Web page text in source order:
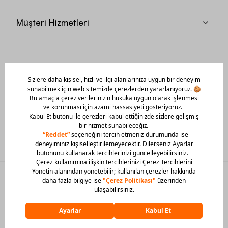
Modellerde hızlı tepki veren yastıklama sistemi vardır.
Flyknit üst kısım ile nefes alabilirlik ve gerekli noktalarda destek
sağlanır.
Orta taban yastıklaması 3 aşamalı destek sağlar.
Nike React Infinity Run ayakkabı modelleri yastıklama teknolojisi
sayesinde her adımda enerji dönüşümü sağlar.
Kauçuk malzemelerle tasarlanan dış taban etkili bir zemin
tutuşunun yanı sıra üstün dayanıklılığa da sahiptir.
Bilek kısmında yastıklama özelliği vardır.
Hava sirkülasyonu sağlaması için nefes aldıran file detayları
bulunur.
Tüm özellikleri ile size tam konfor sağlayan Nike React Infinity
Run ayakkabılar, koşu için en büyük destekçiniz olur. Günlük
sıra amatör sporcular için de idealdir.
Müşteri Hizmetleri
Mobil Uygulamamızı Hemen İndir!
© 2026 Barcin Tüm Hakları Saklıdır